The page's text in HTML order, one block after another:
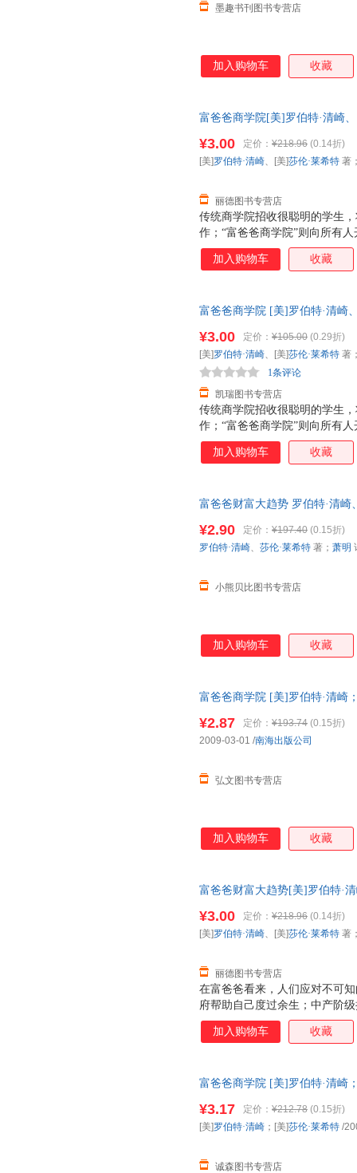
墨趣书刊图书专营店
加入购物车 收藏
富爸爸商学院[美]罗伯特·清崎
传统商学院招收很聪明的学生
作；“富爸爸商学院”则向所有
让钱为你工作，从此走上财务
中，清崎讲述了富爸爸的11种
你将学会商业实战所必需的领
¥3.00 定价： ¥218.96 (0.14折)
丽德图书专营店
[美]罗伯特·清崎、[美]莎伦·莱希特 著
加入购物车 收藏
富爸爸商学院 [美]罗伯特·清崎
传统商学院招收很聪明的学生
作；“富爸爸商学院”则向所有
让钱为你工作，从此走上财务
中，清崎讲述了富爸爸的11种
你将学会商业实战所必需的领
¥3.00 定价： ¥105.00 (0.29折)
凯瑞图书专营店
1条评论
[美]罗伯特·清崎、[美]莎伦·莱希特 著
加入购物车 收藏
富爸爸财富大趋势 罗伯特·清
¥2.90 定价： ¥197.40 (0.15折)
小熊贝比图书专营店
罗伯特·清崎、 莎伦·莱希特 著； 萧明
加入购物车 收藏
富爸爸商学院 [美]罗伯特·清崎
¥2.87 定价： ¥193.74 (0.15折)
弘文图书专营店
2009-03-01 /南海出版公司
加入购物车 收藏
富爸爸财富大趋势[美]罗伯特·
票！
在富爸爸看来，人们应对不可
府帮助自己度过余生；中产阶
等，甚至把未来的财务保障押
流的资产，让钱为自己工作，
防范金融风险，从容应对市场
己的财产，甚至是提高投资层
深省的启示和高效实用的建议
¥3.00 定价： ¥218.96 (0.14折)
丽德图书专营店
[美]罗伯特·清崎、[美]莎伦·莱希特 著
加入购物车 收藏
富爸爸商学院 [美]罗伯特·清崎
¥3.17 定价： ¥212.78 (0.15折)
诚森图书专营店
[美]罗伯特·清崎 ；[美]莎伦·莱希特 /